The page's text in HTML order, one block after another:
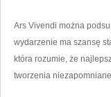
Ars Vivendi można
wydarzenie ma szansę
która rozumie, że
tworzenia